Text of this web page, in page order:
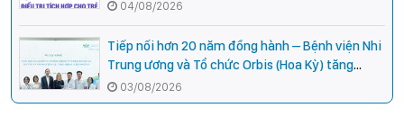
ương
04/08/2026
Tiếp nối hơn 20 năm đồng hành – Bệnh viện Nhi
Trung ương và Tổ chức Orbis (Hoa Kỳ) tăng
cường hợp tác, mở rộng cơ hội bảo vệ thị lực
cho trẻ em Việt Nam
03/08/2026